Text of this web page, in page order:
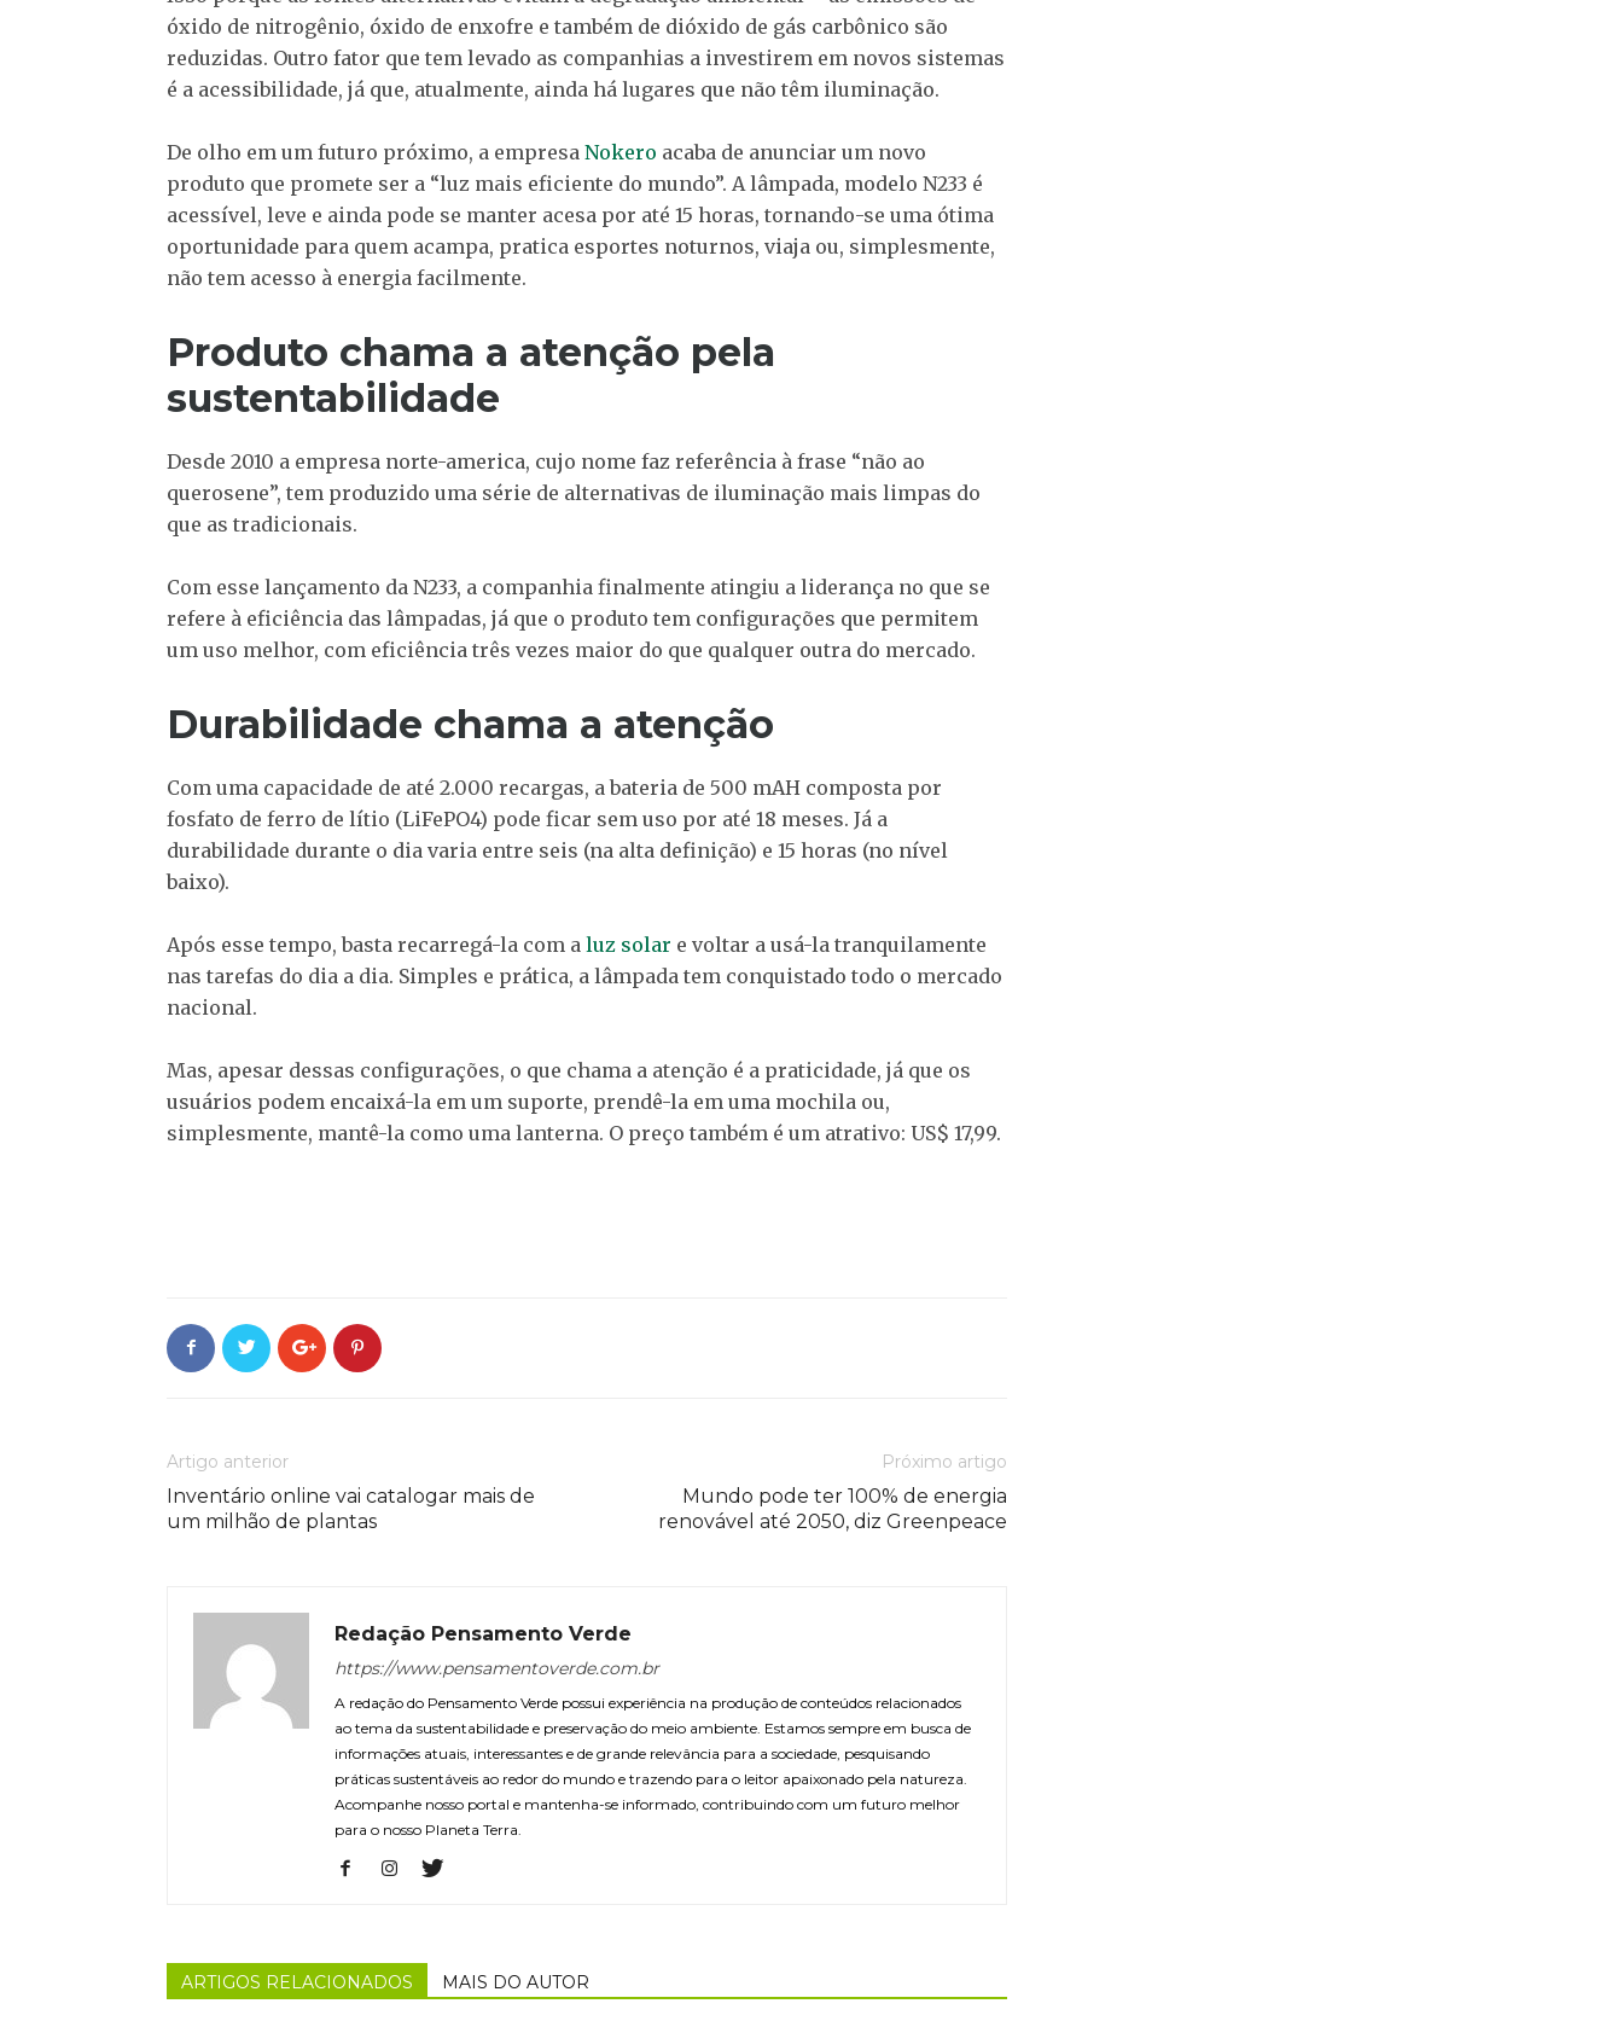
óxido de nitrogênio, óxido de enxofre e também de dióxido de gás carbônico são
reduzidas. Outro fator que tem levado as companhias a investirem em novos sistemas
é a acessibilidade, já que, atualmente, ainda há lugares que não têm iluminação.
De olho em um futuro próximo, a empresa Nokero acaba de anunciar um novo
produto que promete ser a “luz mais eficiente do mundo”. A lâmpada, modelo N233 é
acessível, leve e ainda pode se manter acesa por até 15 horas, tornando-se uma ótima
oportunidade para quem acampa, pratica esportes noturnos, viaja ou, simplesmente,
não tem acesso à energia facilmente.
Produto chama a atenção pela
sustentabilidade
Desde 2010 a empresa norte-america, cujo nome faz referência à frase “não ao
querosene”, tem produzido uma série de alternativas de iluminação mais limpas do
que as tradicionais.
Com esse lançamento da N233, a companhia finalmente atingiu a liderança no que se
refere à eficiência das lâmpadas, já que o produto tem configurações que permitem
um uso melhor, com eficiência três vezes maior do que qualquer outra do mercado.
Durabilidade chama a atenção
Com uma capacidade de até 2.000 recargas, a bateria de 500 mAH composta por
fosfato de ferro de lítio (LiFePO4) pode ficar sem uso por até 18 meses. Já a
durabilidade durante o dia varia entre seis (na alta definição) e 15 horas (no nível
baixo).
Após esse tempo, basta recarregá-la com a luz solar e voltar a usá-la tranquilamente
nas tarefas do dia a dia. Simples e prática, a lâmpada tem conquistado todo o mercado
nacional.
Mas, apesar dessas configurações, o que chama a atenção é a praticidade, já que os
usuários podem encaixá-la em um suporte, prendê-la em uma mochila ou,
simplesmente, mantê-la como uma lanterna. O preço também é um atrativo: US$ 17,99.
Artigo anterior
Inventário online vai catalogar mais de
um milhão de plantas
Próximo artigo
Mundo pode ter 100% de energia
renovável até 2050, diz Greenpeace
Redação Pensamento Verde
https://www.pensamentoverde.com.br
A redação do Pensamento Verde possui experiência na produção de conteúdos relacionados
ao tema da sustentabilidade e preservação do meio ambiente. Estamos sempre em busca de
informações atuais, interessantes e de grande relevância para a sociedade, pesquisando
práticas sustentáveis ao redor do mundo e trazendo para o leitor apaixonado pela natureza.
Acompanhe nosso portal e mantenha-se informado, contribuindo com um futuro melhor
para o nosso Planeta Terra.
ARTIGOS RELACIONADOS MAIS DO AUTOR